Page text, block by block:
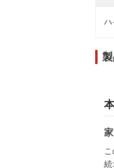
ハ
続